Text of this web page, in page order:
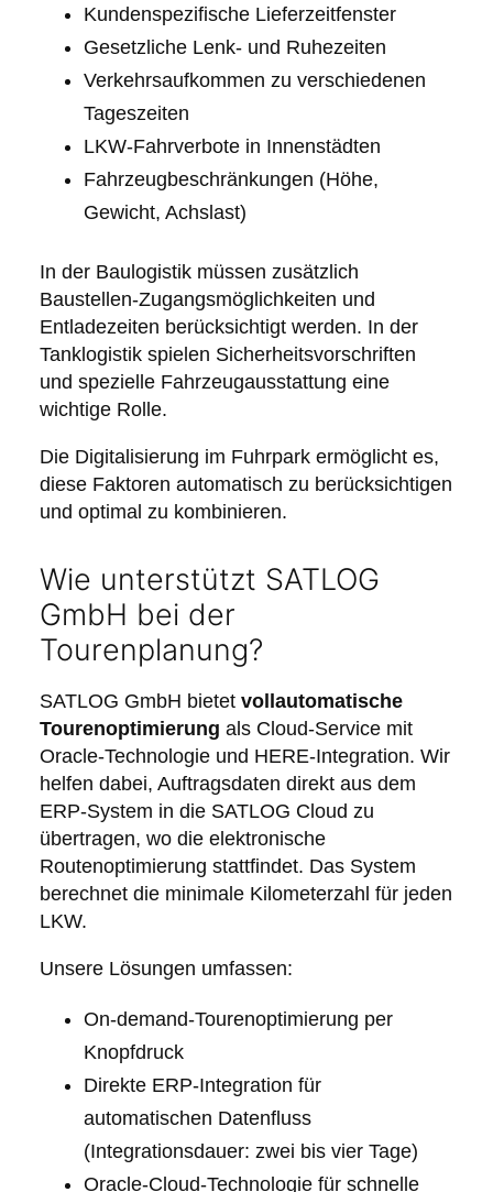
Kundenspezifische Lieferzeitfenster
Gesetzliche Lenk- und Ruhezeiten
Verkehrsaufkommen zu verschiedenen
Tageszeiten
LKW-Fahrverbote in Innenstädten
Fahrzeugbeschränkungen (Höhe,
Gewicht, Achslast)
In der Baulogistik müssen zusätzlich
Baustellen-Zugangsmöglichkeiten und
Entladezeiten berücksichtigt werden. In der
Tanklogistik spielen Sicherheitsvorschriften
und spezielle Fahrzeugausstattung eine
wichtige Rolle.
Die Digitalisierung im Fuhrpark ermöglicht es,
diese Faktoren automatisch zu berücksichtigen
und optimal zu kombinieren.
Wie unterstützt SATLOG
GmbH bei der
Tourenplanung?
SATLOG GmbH bietet vollautomatische
Tourenoptimierung als Cloud-Service mit
Oracle-Technologie und HERE-Integration. Wir
helfen dabei, Auftragsdaten direkt aus dem
ERP-System in die SATLOG Cloud zu
übertragen, wo die elektronische
Routenoptimierung stattfindet. Das System
berechnet die minimale Kilometerzahl für jeden
LKW.
Unsere Lösungen umfassen:
On-demand-Tourenoptimierung per
Knopfdruck
Direkte ERP-Integration für
automatischen Datenfluss
(Integrationsdauer: zwei bis vier Tage)
Oracle-Cloud-Technologie für schnelle